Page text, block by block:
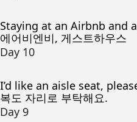
Staying at an Airbnb and
에어비엔비, 게스트하우스
Day 10
I’d like an aisle seat,
복도 자리로 부탁해요.
Day 9